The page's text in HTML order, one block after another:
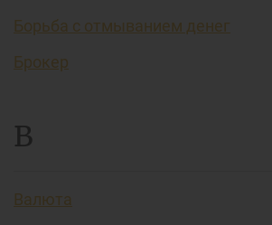
Борьба с отмыванием денег
Брокер
В
Валюта